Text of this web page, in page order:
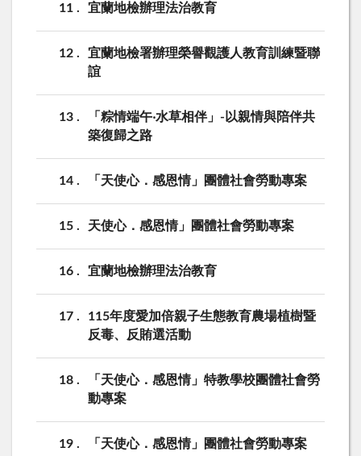
11 宜蘭地檢辦理法治教育
12
宜蘭地檢署辦理榮譽觀護人教育訓練暨聯
誼
13
「粽情端午‧水草相伴」-以親情與陪伴共
築復歸之路
14 「天使心．感恩情」團體社會勞動專案
15 天使心．感恩情」團體社會勞動專案
16 宜蘭地檢辦理法治教育
17
115年度愛加倍親子生態教育農場植樹暨
反毒、反賄選活動
18
「天使心．感恩情」特教學校團體社會勞
動專案
19 「天使心．感恩情」團體社會勞動專案